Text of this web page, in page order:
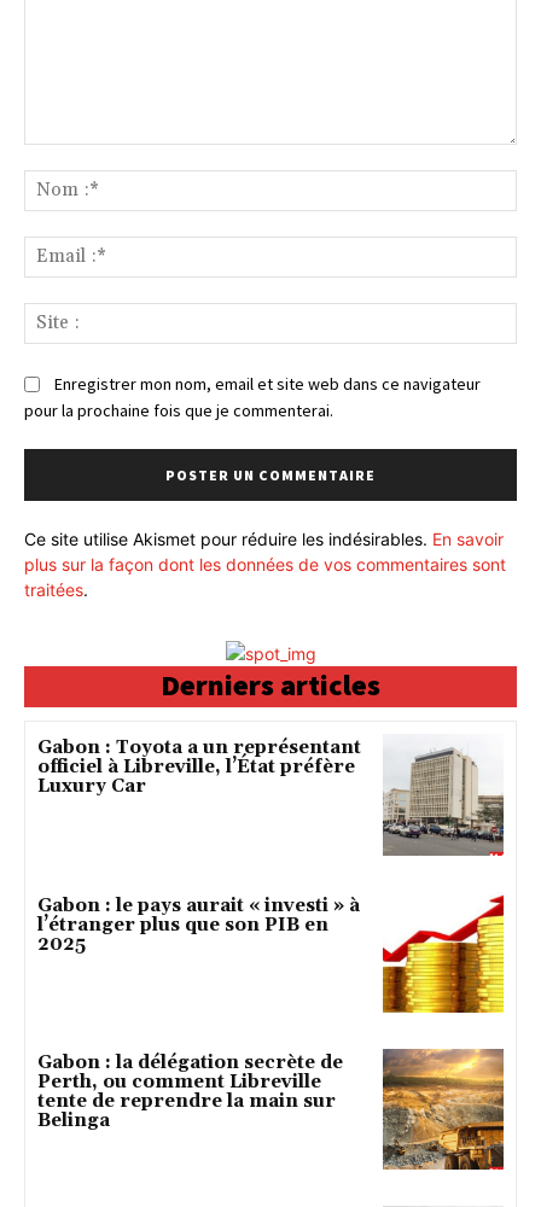
:*
:*
:
Enregistrer mon nom, email et site web dans ce navigateur
pour la prochaine fois que je commenterai.
Ce site utilise Akismet pour réduire les indésirables. En savoir
plus sur la façon dont les données de vos commentaires sont
traitées.
Derniers articles
Gabon : Toyota a un représentant
officiel à Libreville, l’État préfère
Luxury Car
Gabon : le pays aurait « investi » à
l’étranger plus que son PIB en
2025
Gabon : la délégation secrète de
Perth, ou comment Libreville
tente de reprendre la main sur
Belinga